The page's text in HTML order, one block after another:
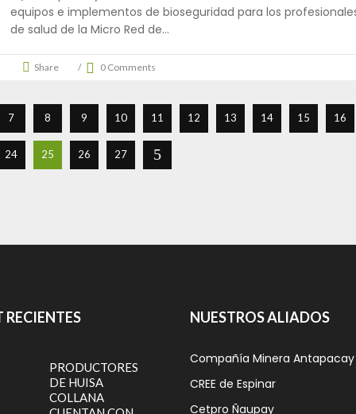
equipos e implementos de bioseguridad para los
de salud de la Micro Red de
Share 0 Comments
7 8 9 10 11 12 13 14 15 16
24 25 26 27
RECIENTES
PRODUCTORES
DE HUISA
COLLANA
NUESTROS ALIADOS
Compañía Minera Antapacay
CREE de Espinar
Cetpro Ñaupay